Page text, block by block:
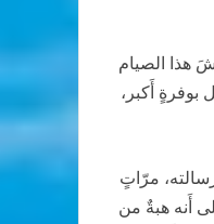
هذا الصيام
بوفرةٍ أَكبر،
مرّاتٍ
أَنه هبةٌ من